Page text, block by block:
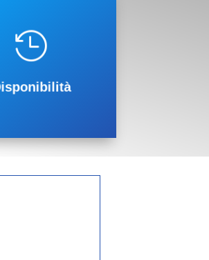

24H
Caldaie Buderus
scaldabagni a gas è
24 su 24h